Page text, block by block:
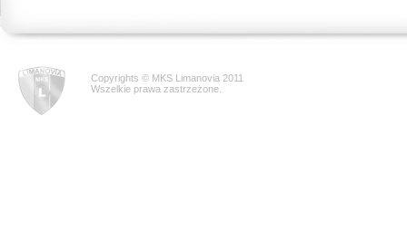
Copyrights © MKS Limanovia 2011
Wszelkie prawa zastrzeżone.